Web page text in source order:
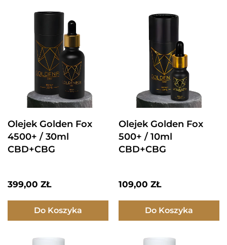
Olejek Golden Fox
4500+ / 30ml
CBD+CBG
399,00 ZŁ
Do Koszyka
Olejek Golden Fox
500+ / 10ml
CBD+CBG
109,00 ZŁ
Do Koszyka